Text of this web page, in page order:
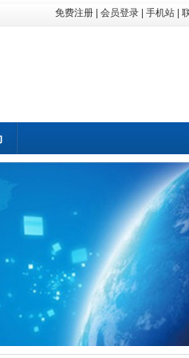
免费注册 会员登录 手机站